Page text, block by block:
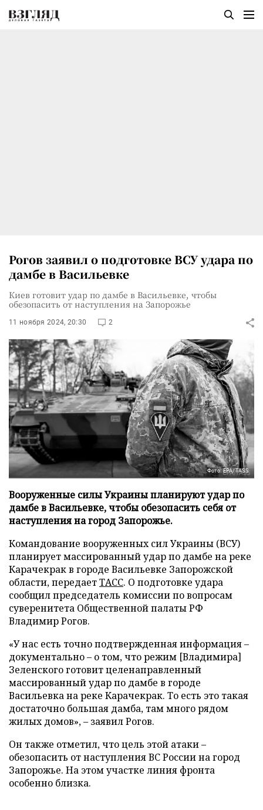
Рогов заявил о подготовке ВСУ удара по
дамбе в Васильевке
Киев готовит удар по дамбе в Васильевке, чтобы
обезопасить от наступления на Запорожье
11 ноября 2024, 20:30 2
Фото: EPA/TASS
Вооруженные силы Украины планируют удар по
дамбе в Васильевке, чтобы обезопасить себя от
наступления на город Запорожье.
Командование вооруженных сил Украины (ВСУ)
планирует массированный удар по дамбе на реке
Карачекрак в городе Васильевке Запорожской
области, передаетТАСС. О подготовке удара
сообщил председатель комиссии по вопросам
суверенитета Общественной палаты РФ
Владимир Рогов.
«У нас есть точно подтвержденная информация –
документально – о том, что режим [Владимира]
Зеленского готовит целенаправленный
массированный удар по дамбе в городе
Васильевка на реке Карачекрак. То есть это такая
достаточно большая дамба, там много рядом
жилых домов», – заявил Рогов.
Он также отметил, что цель этой атаки –
обезопасить от наступления ВС России на город
Запорожье. На этом участке линия фронта
особенно близка.